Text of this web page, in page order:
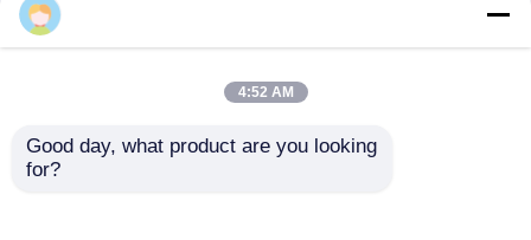
seguridad de plantas
4:52 AM
Good day, what product are you looking
for?